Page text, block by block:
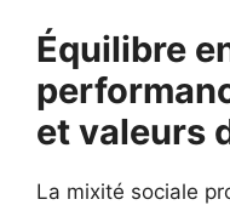
Équilibre
et valeurs
La mixité sociale